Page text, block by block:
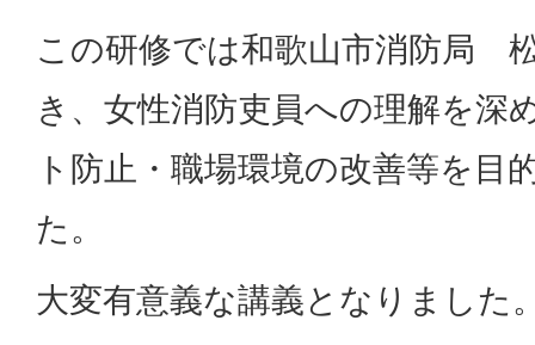
この研修では和歌山市消防局
き、女性消防吏員への理解を深
ト防止・職場環境の改善等を目
た。
大変有意義な講義となりました